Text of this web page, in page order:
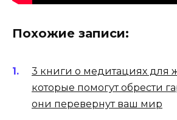
Похожие записи:
3 книги о медитациях для
которые помогут обрести
они перевернут ваш мир